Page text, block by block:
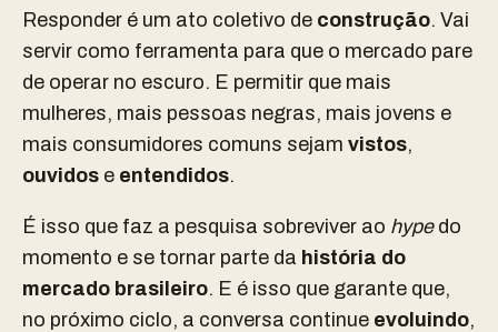
Responder é um ato coletivo de construção. Vai
servir como ferramenta para que o mercado pare
de operar no escuro. E permitir que mais
mulheres, mais pessoas negras, mais jovens e
mais consumidores comuns sejam vistos,
ouvidos e entendidos.
É isso que faz a pesquisa sobreviver ao hypedo
momento e se tornar parte da história do
mercado brasileiro. E é isso que garante que,
no próximo ciclo, a conversa continue evoluindo,